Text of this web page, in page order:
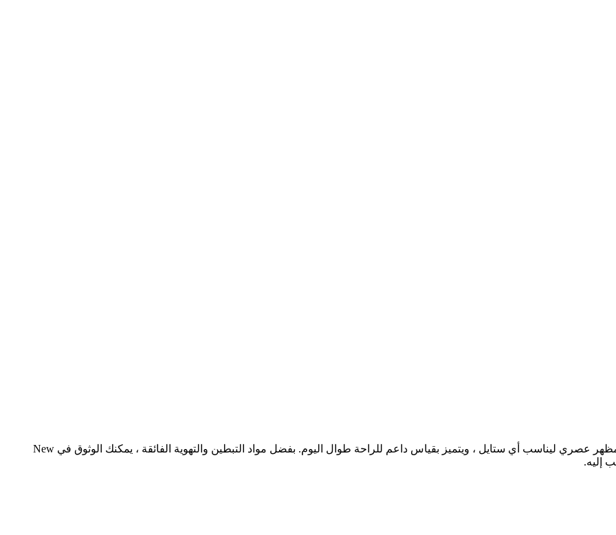
ادخل إلى الراحة والأناقة مع توازن جديد نيو بلانس . صُمم هذا الحذاء بمظهر عصري ليناسب أي ستايل ، ويتميز بقياس داعم للراحة طوال اليوم. بفضل مواد التبطين والتهوية الفائقة ، يمكنك الوثوق في New